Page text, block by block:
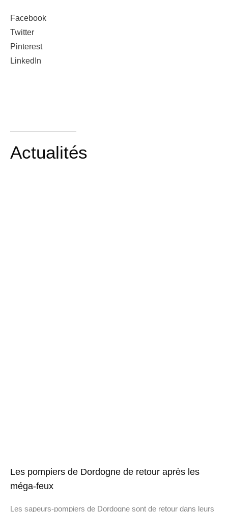
Facebook
Twitter
Pinterest
LinkedIn
Actualités
Les pompiers de Dordogne de retour après les
méga-feux
Les sapeurs-pompiers de Dordogne sont de retour dans leurs